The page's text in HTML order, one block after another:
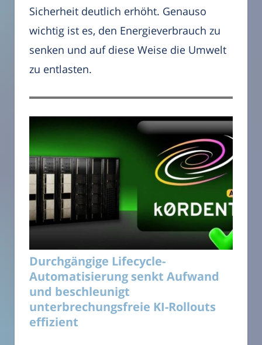
Sicherheit deutlich erhöht. Genauso
wichtig ist es, den Energieverbrauch zu
senken und auf diese Weise die Umwelt
zu entlasten.
Durchgängige Lifecycle-
Automatisierung senkt Aufwand
und beschleunigt
unterbrechungsfreie KI-Rollouts
effizient